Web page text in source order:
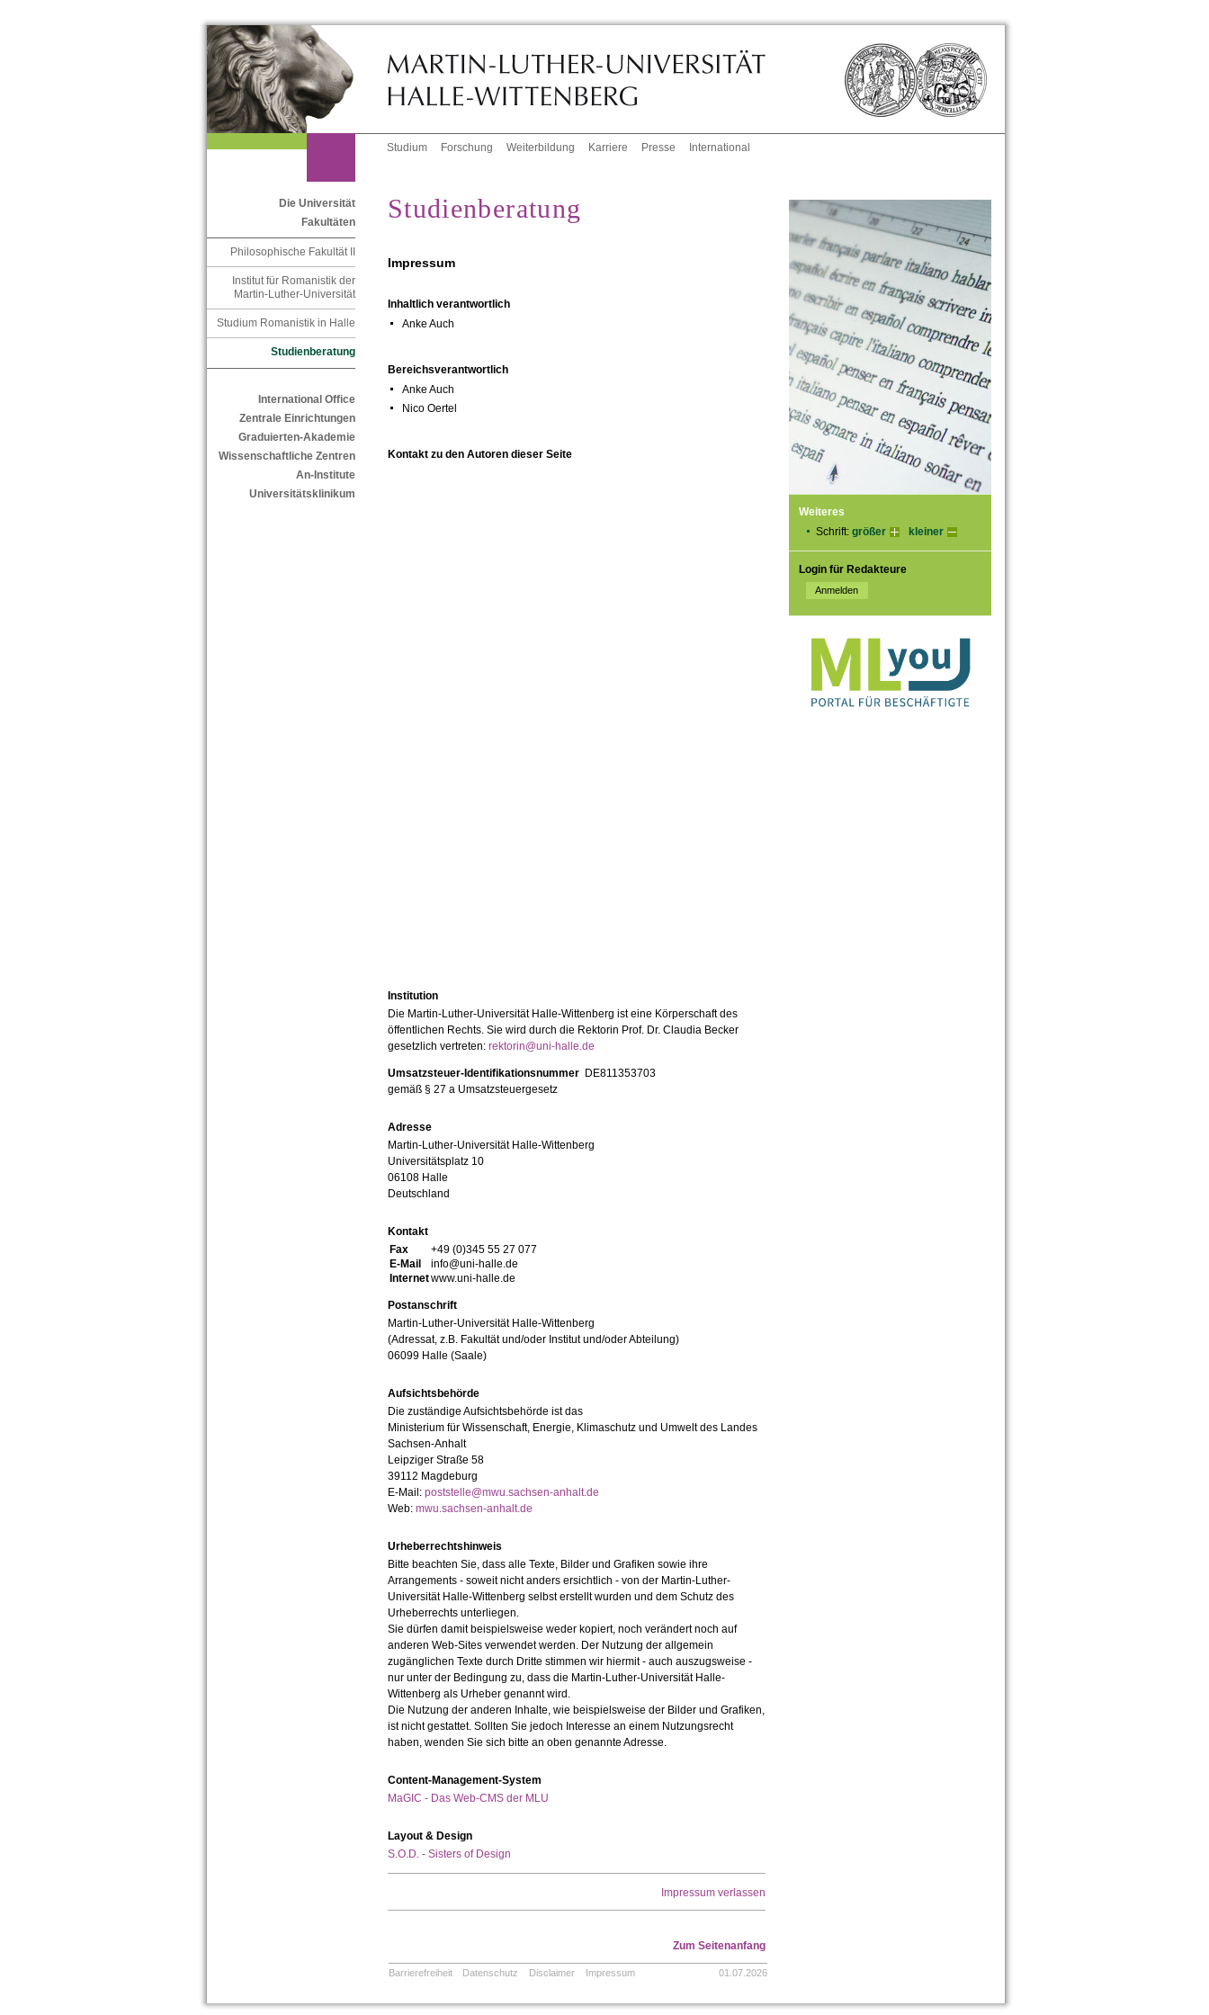
Studium Forschung Weiterbildung Karriere Presse International
Die Universität
Fakultäten
Philosophische Fakultät II
Institut für Romanistik der
Martin-Luther-Universität
Studium Romanistik in Halle
Studienberatung
International Office
Zentrale Einrichtungen
Graduierten-Akademie
Wissenschaftliche Zentren
An-Institute
Universitätsklinikum
Weiteres
Schrift: größer kleiner
Login für Redakteure
Studienberatung
Impressum
Inhaltlich verantwortlich
Anke Auch
Bereichsverantwortlich
Anke Auch
Nico Oertel
Kontakt zu den Autoren dieser Seite
Institution
Die Martin-Luther-Universität Halle-Wittenberg ist eine Körperschaft des
öffentlichen Rechts. Sie wird durch die Rektorin Prof. Dr. Claudia Becker
gesetzlich vertreten: rektorin@uni-halle.de
Umsatzsteuer-Identifikationsnummer DE811353703
gemäß § 27 a Umsatzsteuergesetz
Adresse
Martin-Luther-Universität Halle-Wittenberg
Universitätsplatz 10
06108 Halle
Deutschland
Kontakt
Fax
+49 (0)345 55 27 077
E-Mail
info@uni-halle.de
Internetwww.uni-halle.de
Postanschrift
Martin-Luther-Universität Halle-Wittenberg
(Adressat, z.B. Fakultät und/oder Institut und/oder Abteilung)
06099 Halle (Saale)
Aufsichtsbehörde
Die zuständige Aufsichtsbehörde ist das
Ministerium für Wissenschaft, Energie, Klimaschutz und Umwelt des Landes
Sachsen-Anhalt
Leipziger Straße 58
39112 Magdeburg
E-Mail: poststelle@mwu.sachsen-anhalt.de
Web: mwu.sachsen-anhalt.de
Urheberrechtshinweis
Bitte beachten Sie, dass alle Texte, Bilder und Grafiken sowie ihre
Arrangements - soweit nicht anders ersichtlich - von der Martin-Luther-
Universität Halle-Wittenberg selbst erstellt wurden und dem Schutz des
Urheberrechts unterliegen.
Sie dürfen damit beispielsweise weder kopiert, noch verändert noch auf
anderen Web-Sites verwendet werden. Der Nutzung der allgemein
zugänglichen Texte durch Dritte stimmen wir hiermit - auch auszugsweise -
nur unter der Bedingung zu, dass die Martin-Luther-Universität Halle-
Wittenberg als Urheber genannt wird.
Die Nutzung der anderen Inhalte, wie beispielsweise der Bilder und Grafiken,
ist nicht gestattet. Sollten Sie jedoch Interesse an einem Nutzungsrecht
haben, wenden Sie sich bitte an oben genannte Adresse.
Content-Management-System
MaGIC - Das Web-CMS der MLU
Layout & Design
S.O.D. - Sisters of Design
Impressum verlassen
Zum Seitenanfang
Barrierefreiheit Datenschutz Disclaimer Impressum 01.07.2026